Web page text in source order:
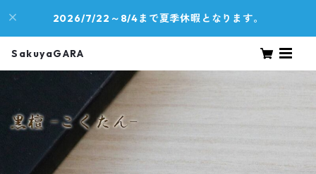
2026/7/22～8/4まで夏季休暇となります。
SakuyaGARA